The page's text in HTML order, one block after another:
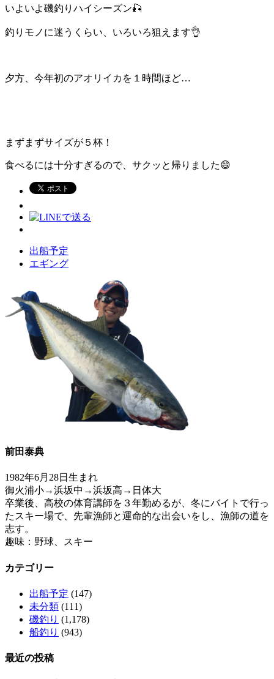
いよいよ磯釣りハイシーズン🎣
釣りモノに迷うくらい、いろいろ狙えます👌
夕方、今年初のアオリイカを１時間ほど…
まずまずサイズが５杯！
食べるには十分すぎるので、サクッと帰りました😄
出船予定
エギング
前田泰典
1982年6月28日生まれ
御火浦小→浜坂中→浜坂高→日体大
卒業後、高校の体育講師を３年勤めるが、冬にバイトで行っ
たスキー場で、先輩漁師と運命的な出会いをし、漁師の道を
志す。
趣味：野球、スキー
カテゴリー
出船予定 (147)
未分類 (111)
磯釣り (1,178)
船釣り (943)
最近の投稿